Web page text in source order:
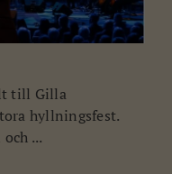
till Gilla
hyllningsfest.
...